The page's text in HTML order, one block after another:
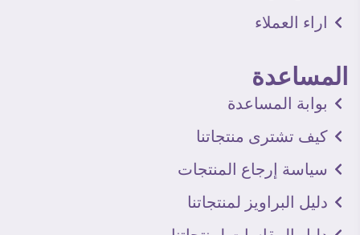
اراء العملاء
المساعدة
بوابة المساعدة
كيف تشترى منتجاتنا
سياسة إرجاع المنتجات
دليل البراويز لمنتجاتنا